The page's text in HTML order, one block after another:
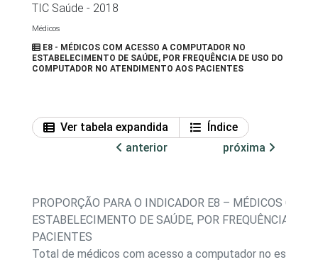
TIC Saúde - 2018
Médicos
E8 - MÉDICOS COM ACESSO A COMPUTADOR NO
ESTABELECIMENTO DE SAÚDE, POR FREQUÊNCIA DE USO DO
COMPUTADOR NO ATENDIMENTO AOS PACIENTES
Ver tabela expandida
Índice
anterior
próxima
PROPORÇÃO PARA O INDICADOR E8 – MÉDICOS COM
ESTABELECIMENTO DE SAÚDE, POR FREQUÊNCIA DE
PACIENTES
Total de médicos com acesso a computador no